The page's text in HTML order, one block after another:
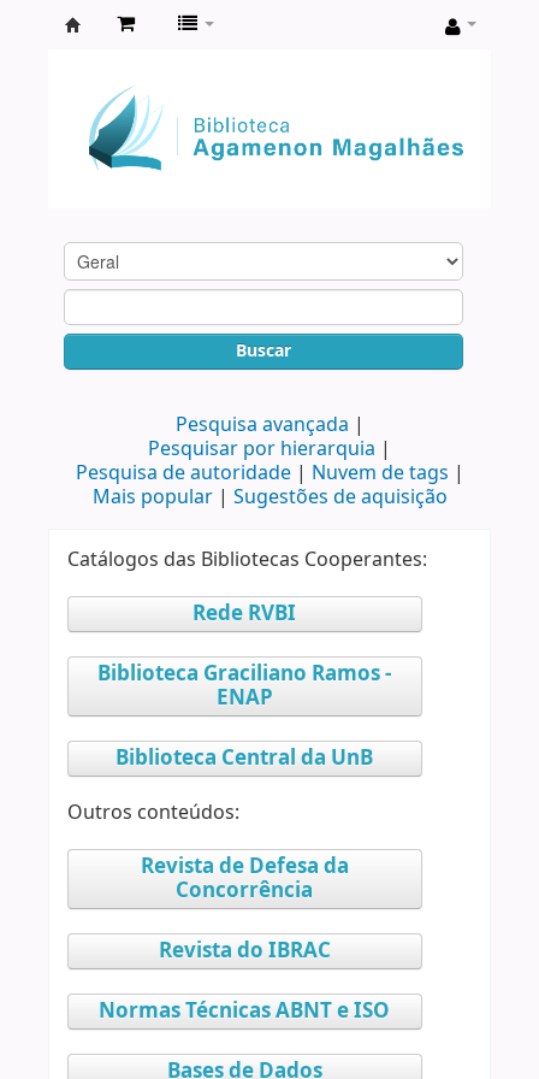
Agamenon
Magalhães
Buscar
Pesquisa avançada
Pesquisar por hierarquia
Pesquisa de autoridade
Nuvem de tags
Mais popular
Sugestões de aquisição
Catálogos das Bibliotecas Cooperantes:
Rede RVBI
Biblioteca Graciliano Ramos -
ENAP
Biblioteca Central da UnB
Outros conteúdos:
Revista de Defesa da
Concorrência
Revista do IBRAC
Normas Técnicas ABNT e ISO
Bases de Dados